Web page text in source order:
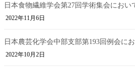
日本食物繊維学会第27回学術集会におい
2022年11月6日
日本農芸化学会中部支部第193回例会に
2022年10月2日